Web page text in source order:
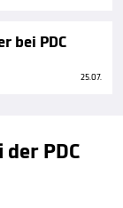
bei PDC
25.07.
PDC